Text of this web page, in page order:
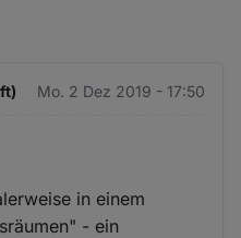
Mo. 2 Dez 2019 - 17:50
in einem
- ein